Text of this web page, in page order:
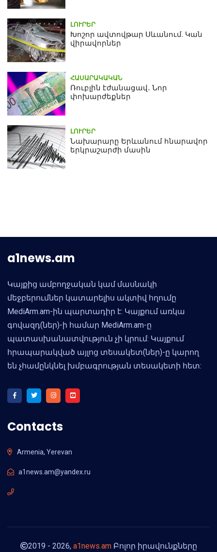
ԼՈՒՐԵՐ
Խոշոր ավտովթար Սևանում. Կան
վիրավորներ
ՀԱՍԱՐԱԿԱԿԱՆ
Ռուբլին էժանացավ․ Նոր
փոխարժեքներ
ԼՈՒՐԵՐ
Նախարարը Երևանում հնարավոր
երկրաշարժի մասին
a1news.am
Կայքից ամբողջական կամ մասնակի
մեջբերումներ կատարելիս ակտիվ հղումը
MediArm.am-ին պարտադիր է: Կայքում առկա
գովազդ(ներ)-ի համար MediArm.am-ը
պատասխանատվություն չի կրում: Կայքում
հրապարակված այլոց տեսակետ(ներ)-ը կարող
են չհամընկնել խմբագրության տեսակետի հետ:
Contacts
Armenia, Yerevan
a1news.am@yandex.ru
2019 - 2026, a1news.amԲոլոր իրավունքները